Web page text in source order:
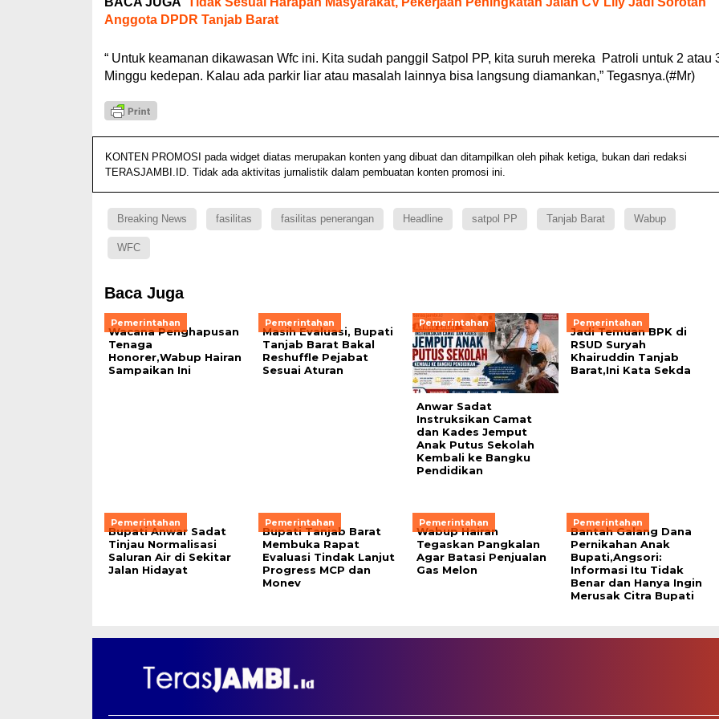
Anggota DPDR Tanjab Barat
“ Untuk keamanan dikawasan Wfc ini. Kita sudah panggil Satpol PP, kita suruh mereka Patroli untuk 2 atau
Minggu kedepan. Kalau ada parkir liar atau masalah lainnya bisa langsung diamankan,” Tegasnya.(#Mr)
KONTEN PROMOSI pada widget diatas merupakan konten yang dibuat dan ditampilkan oleh pihak ketiga, bukan dari redaksi
TERASJAMBI.ID. Tidak ada aktivitas jurnalistik dalam pembuatan konten promosi ini.
Breaking News fasilitas fasilitas penerangan Headline satpol PP Tanjab Barat Wabup
WFC
Baca Juga
Pemerintahan
Wacana Penghapusan
Tenaga
Honorer,Wabup Hairan
Sampaikan Ini
Pemerintahan
Masih Evaluasi, Bupati
Tanjab Barat Bakal
Reshuffle Pejabat
Sesuai Aturan
Pemerintahan
Anwar Sadat
Instruksikan Camat
dan Kades Jemput
Anak Putus Sekolah
Kembali ke Bangku
Pendidikan
Pemerintahan
Jadi Temuan BPK di
RSUD Suryah
Khairuddin Tanjab
Barat,Ini Kata Sekda
Pemerintahan
Bupati Anwar Sadat
Tinjau Normalisasi
Saluran Air di Sekitar
Jalan Hidayat
Pemerintahan
Bupati Tanjab Barat
Membuka Rapat
Evaluasi Tindak Lanjut
Progress MCP dan
Monev
Pemerintahan
Wabup Hairan
Tegaskan Pangkalan
Agar Batasi Penjualan
Gas Melon
Pemerintahan
Bantah Galang Dana
Pernikahan Anak
Bupati,Angsori:
Informasi Itu Tidak
Benar dan Hanya Ingin
Merusak Citra Bupati